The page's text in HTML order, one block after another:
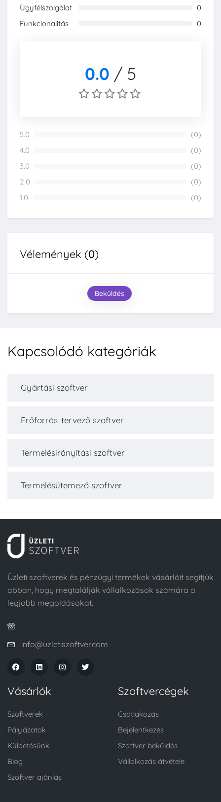
Ügyfélszolgálat
0
Funkcionalitás
0
0.0 / 5
5.0
(0)
4.0
(0)
3.0
(0)
2.0
(0)
1.0
(0)
Vélemények (0)
Beküldés
Kapcsolódó kategóriák
Gyártási szoftver
Erőforrás-tervező szoftver
Termelésirányítási szoftver
Termelésütemező szoftver
Üzleti szoftverek és pénzügyi termékek vásárlóit segítjük
abban, hogy megtalálják vállalkozások számára a
legjobb megoldásokat.
info@uzletiszoftver.com
Vásárlók
Szoftverek
Pályázatok
Küldetésünk
Blog
Szoftver ajánlás
Szoftvercégek
Csatlakozás
Bejelentkezés
Szoftver beküldés
Vállalkozás átvétele